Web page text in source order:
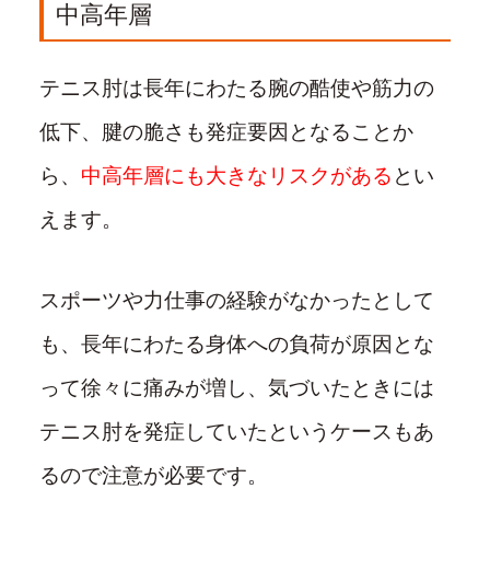
中高年層
テニス肘は長年にわたる腕の酷使や筋力の
低下、腱の脆さも発症要因となることか
ら、 中高年層にも大きなリスクがある とい
えます。
スポーツや力仕事の経験がなかったとして
も、長年にわたる身体への負荷が原因とな
って徐々に痛みが増し、気づいたときには
テニス肘を発症していたというケースもあ
るので注意が必要です。